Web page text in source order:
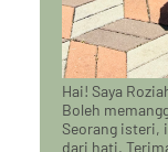
Hai! Saya
Boleh
Seorang isteri,
dari hati.